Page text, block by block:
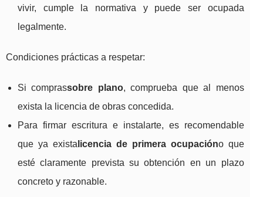
vivir, cumple la normativa y puede ser ocupada
legalmente.
Condiciones prácticas a respetar:
Si comprassobre plano, comprueba que al menos
exista la licencia de obras concedida.
Para firmar escritura e instalarte, es recomendable
que ya exista licencia de primera ocupacióno que
esté claramente prevista su obtención en un plazo
concreto y razonable.